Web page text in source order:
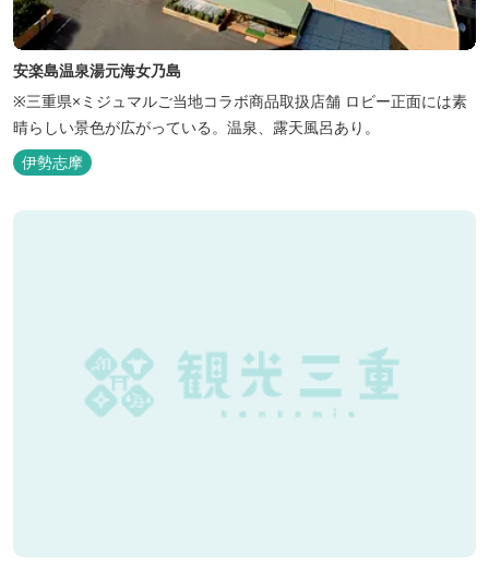
安楽島温泉湯元海女乃島
※三重県×ミジュマルご当地コラボ商品取扱店舗 ロビー正面には素
晴らしい景色が広がっている。温泉、露天風呂あり。
伊勢志摩